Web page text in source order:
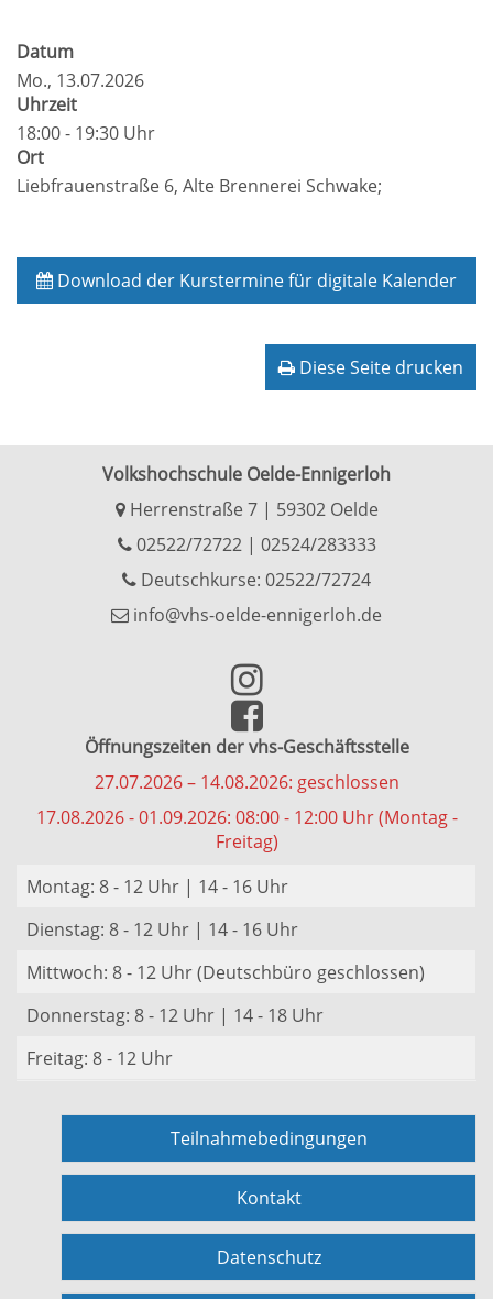
Datum
Mo., 13.07.2026
Uhrzeit
18:00 - 19:30 Uhr
Ort
Liebfrauenstraße 6, Alte Brennerei Schwake;
Download der Kurstermine für digitale Kalender
Diese Seite drucken
Volkshochschule Oelde-Ennigerloh
Herrenstraße 7 | 59302 Oelde
02522/72722| 02524/283333
Deutschkurse: 02522/72724
info@vhs-oelde-ennigerloh.de
Öffnungszeiten der vhs-Geschäftsstelle
27.07.2026 – 14.08.2026: geschlossen
17.08.2026 - 01.09.2026: 08:00 - 12:00 Uhr (Montag -
Freitag)
Montag: 8 - 12 Uhr | 14 - 16 Uhr
Dienstag: 8 - 12 Uhr | 14 - 16 Uhr
Mittwoch: 8 - 12 Uhr (Deutschbüro geschlossen)
Donnerstag: 8 - 12 Uhr | 14 - 18 Uhr
Freitag: 8 - 12 Uhr
Teilnahmebedingungen
Kontakt
Datenschutz